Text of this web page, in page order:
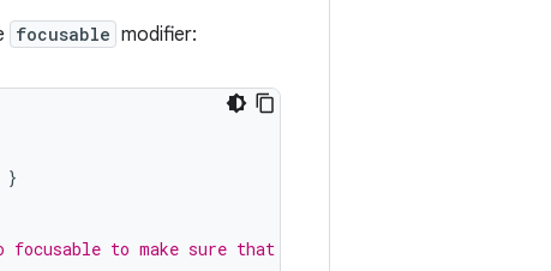
focusable modifier:
}
to make sure that